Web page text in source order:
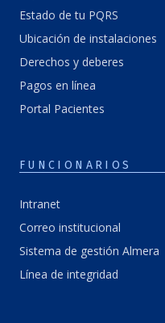
Estado de tu PQRS
Ubicación de instalaciones
Derechos y deberes
Pagos en línea
Portal Pacientes
FUNCIONARIOS
Intranet
Correo institucional
Sistema de gestión Almera
Línea de integridad